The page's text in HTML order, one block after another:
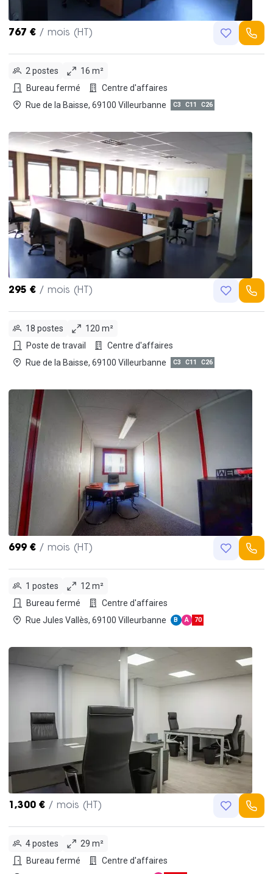
767 € / mois (HT)
2 postes
16 m²
Bureau fermé
Centre d'affaires
Rue de la Baisse, 69100 Villeurbanne
C3 C11 C26
295 € / mois (HT)
18 postes
120 m²
Poste de travail
Centre d'affaires
Rue de la Baisse, 69100 Villeurbanne
C3 C11 C26
699 € / mois (HT)
1 postes
12 m²
Bureau fermé
Centre d'affaires
Rue Jules Vallès, 69100 Villeurbanne
B A 70
1,300 € / mois (HT)
4 postes
29 m²
Bureau fermé
Centre d'affaires